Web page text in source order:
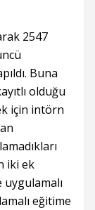
2547
Buna
olduğu
için intörn
iki ek
eğitime